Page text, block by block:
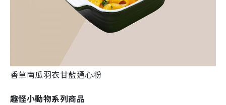
香草南瓜羽衣甘藍通心粉
趣怪小動物系列商品